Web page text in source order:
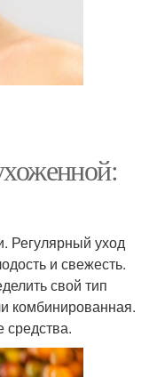
Регулярный уход
и свежесть.
свой тип
комбинированная.